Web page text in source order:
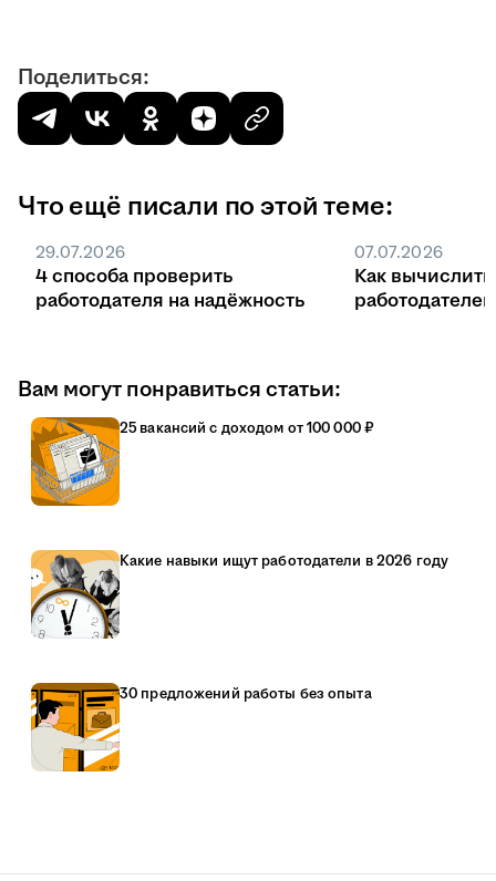
Поделиться:
Что ещё писали по этой теме:
29.07.2026
4 способа проверить
работодателя на надёжность
07.07.2026
Как вычислить
Вам могут понравиться статьи:
25 вакансий с доходом от 100 000 ₽
Какие навыки ищут работодатели в 2026 году
30 предложений работы без опыта